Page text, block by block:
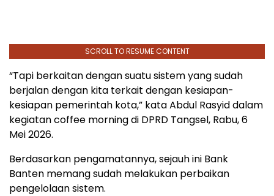
SCROLL TO RESUME CONTENT
“Tapi berkaitan dengan suatu sistem yang sudah
berjalan dengan kita terkait dengan kesiapan-
kesiapan pemerintah kota,” kata Abdul Rasyid dalam
kegiatan coffee morning di DPRD Tangsel, Rabu, 6
Mei 2026.
Berdasarkan pengamatannya, sejauh ini Bank
Banten memang sudah melakukan perbaikan
pengelolaan sistem.